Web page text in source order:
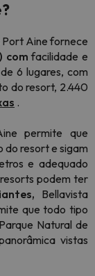
Aine fornece
comfacilidade e
6 lugares, com
do resort, 2.440
.
permite que
do resort e sigam
e adequado
podem ter
Bellavista
que todo tipo
Natural de
vistas